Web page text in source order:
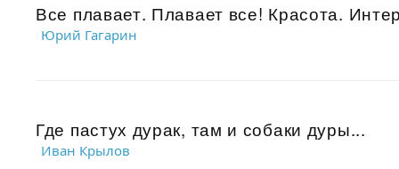
Все плавает. Плавает все! Красота.
Юрий Гагарин
Где пастух дурак, там и собаки дуры...
Иван Крылов